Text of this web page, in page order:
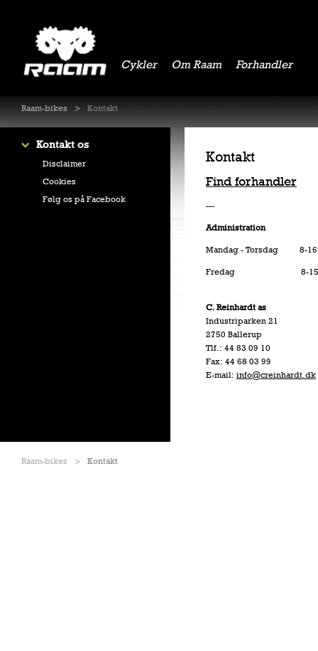
Cykler Om Raam Forhandler
Raam-bikes Kontakt
Kontakt os
Disclaimer
Cookies
Følg os på Facebook
Kontakt
Find forhandler
---
Administration
Mandag - Torsdag 8-16
Fredag 8-15
C. Reinhardt as
Industriparken 21
2750 Ballerup
Tlf.: 44 83 09 10
Fax: 44 68 03 99
E-mail: info@creinhardt.dk
Raam-bikes Kontakt